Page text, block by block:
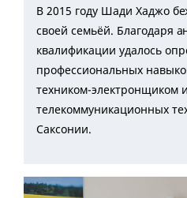
В 2015 году Шади Хаджо
своей семьёй. Благодаря
квалификации удалось
профессиональных
техником-электронщиком
телекоммуникационных
Саксонии.